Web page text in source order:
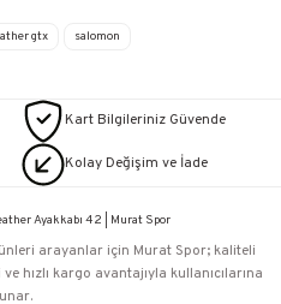
gtx salomon
Kart Bilgileriniz Güvende
Kolay Değişim ve İade
arayanlar için Murat Spor; kaliteli
hızlı kargo avantajıyla kullanıcılarına